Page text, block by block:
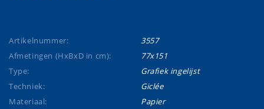
Artikelnummer:
3557
Afmetingen (HxBxD in cm):
77x151
Type:
Grafiek ingelijst
Techniek:
Giclée
Materiaal:
Papier